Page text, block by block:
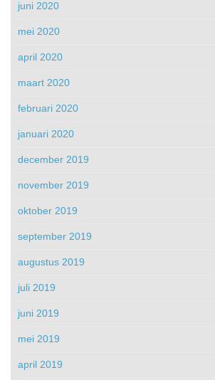
juni 2020
mei 2020
april 2020
maart 2020
februari 2020
januari 2020
december 2019
november 2019
oktober 2019
september 2019
augustus 2019
juli 2019
juni 2019
mei 2019
april 2019